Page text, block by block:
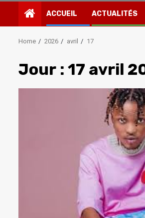
ACCUEIL ACTUALITÉS
Home 2026 avril 17
Jour : 17 avril